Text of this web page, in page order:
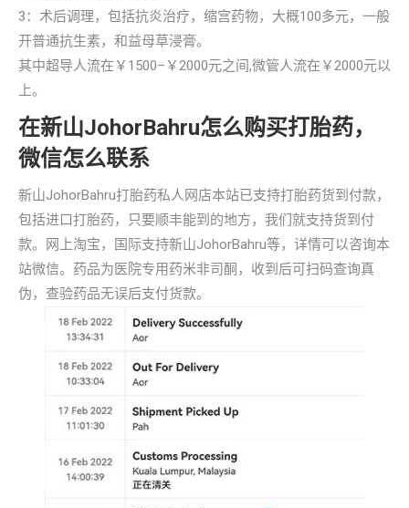
3：术后调理，包括抗炎治疗，缩宫药物，大概100多元，一般
开普通抗生素，和益母草浸膏。
其中超导人流在￥1500–￥2000元之间,微管人流在￥2000元以
上。
在新山JohorBahru怎么购买打胎药，
微信怎么联系
新山JohorBahru打胎药私人网店本站已支持打胎药货到付款，
包括进口打胎药，只要顺丰能到的地方，我们就支持货到付
款。网上淘宝，国际支持新山JohorBahru等，详情可以咨询本
站微信。药品为医院专用药米非司酮，收到后可扫码查询真
伪，查验药品无误后支付货款。